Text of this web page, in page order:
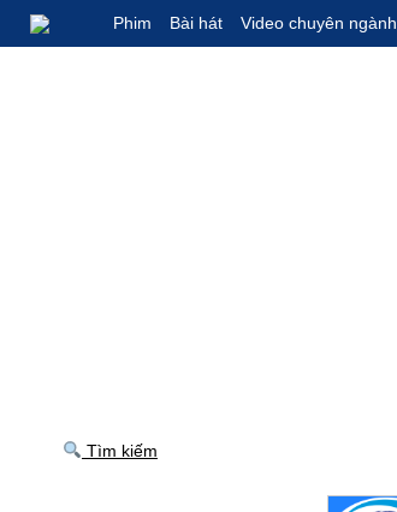
Phim Bài hát Video chuyên ngành
Tìm kiếm